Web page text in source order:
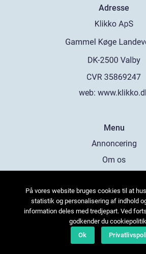
Adresse
web:
Menu
Annoncering
Om os
Kontakt os
Sitemap
På vores website bruges cookies til at
statistik og personalisering af indhold
information deles med tredjepart. Ved
godkender du
Ok